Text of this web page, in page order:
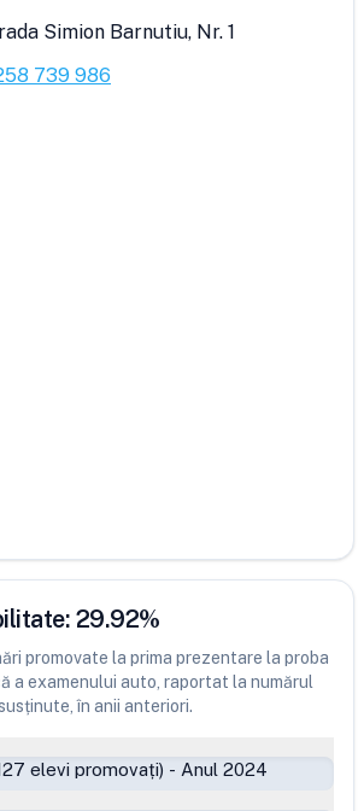
Simion Barnutiu, Nr. 1
739 986
29.92%
promovate la prima prezentare la proba
a examenului auto, raportat la numărul
în anii anteriori.
elevi promovați) - Anul 2024